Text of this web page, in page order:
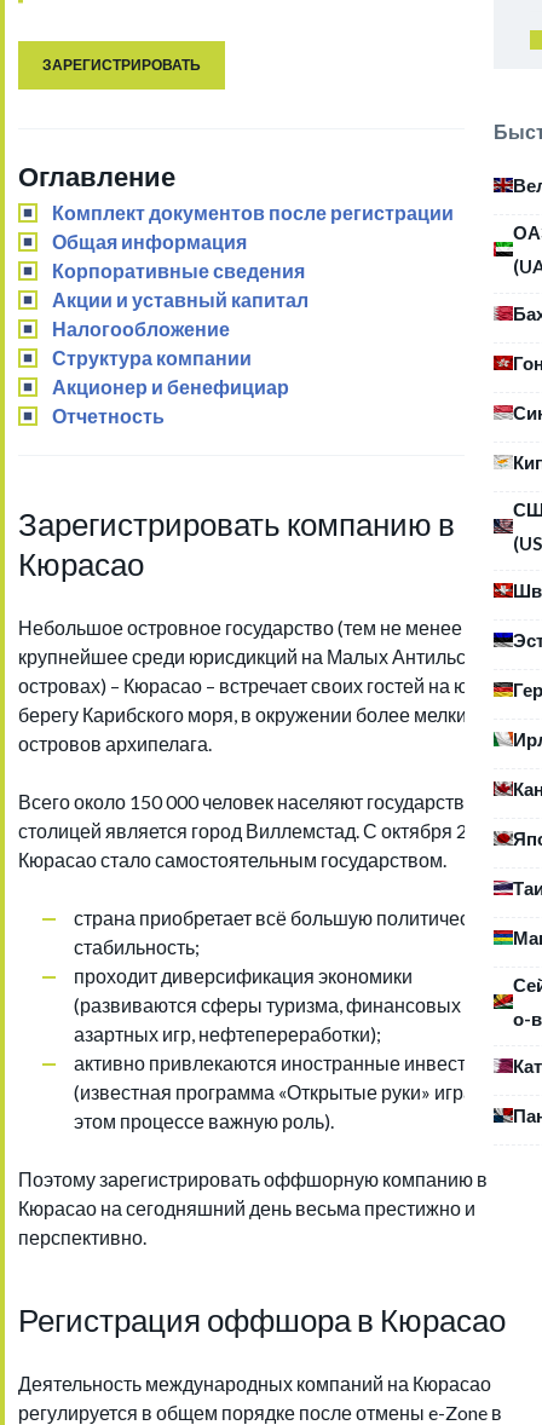
о-
ЗАРЕГИСТРИРОВАТЬ
Оглавление
Комплект документов после регистрации
Общая информация
Корпоративные сведения
Акции и уставный капитал
Налогообложение
Структура компании
Акционер и бенефициар
Отчетность
Зарегистрировать компанию в
Кюрасао
Небольшое островное государство (тем не менее
крупнейшее среди юрисдикций на Малых Антильских
островах) – Кюрасао – встречает своих гостей на южном
берегу Карибского моря, в окружении более мелких
островов архипелага.
Всего около 150 000 человек населяют государство, его
столицей является город Виллемстад. С октября 2010
Кюрасао стало самостоятельным государством.
страна приобретает всё большую политическую
стабильность;
проходит диверсификация экономики
(развиваются сферы туризма, финансовых услуг,
азартных игр, нефтепереработки);
активно привлекаются иностранные инвестиции
(известная программа «Открытые руки» играет в
этом процессе важную роль).
Поэтому зарегистрировать оффшорную компанию в
Кюрасао на сегодняшний день весьма престижно и
перспективно.
Регистрация оффшора в Кюрасао
Деятельность международных компаний на Кюрасао
регулируется в общем порядке после отмены e-Zone в